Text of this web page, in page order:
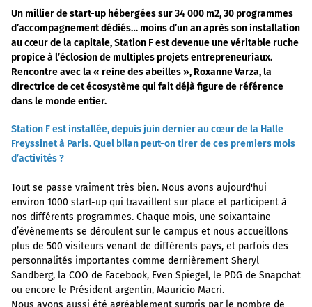
Un millier de start-up hébergées sur 34 000 m2, 30 programmes
d’accompagnement dédiés… moins d’un an après son installation
au cœur de la capitale, Station F est devenue une véritable ruche
propice à l’éclosion de multiples projets entrepreneuriaux.
Rencontre avec la « reine des abeilles », Roxanne Varza, la
directrice de cet écosystème qui fait déjà figure de référence
dans le monde entier.
Station F est installée, depuis juin dernier au cœur de la Halle
Freyssinet à Paris. Quel bilan peut-on tirer de ces premiers mois
d’activités ?
Tout se passe vraiment très bien. Nous avons aujourd'hui
environ 1000 start-up qui travaillent sur place et participent à
nos différents programmes. Chaque mois, une soixantaine
d’évènements se déroulent sur le campus et nous accueillons
plus de 500 visiteurs venant de différents pays, et parfois des
personnalités importantes comme dernièrement Sheryl
Sandberg, la COO de Facebook, Even Spiegel, le PDG de Snapchat
ou encore le Président argentin, Mauricio Macri.